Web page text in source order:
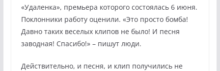
«Удаленка», премьера которого состоялась 6 июня.
Поклонники работу оценили. «Это просто бомба!
Давно таких веселых клипов не было! И песня
заводная! Спасибо!» – пишут люди.
Действительно, и песня, и клип получились не